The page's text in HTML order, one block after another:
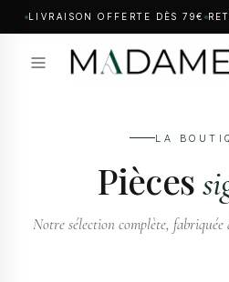
LIVRAISON OFFERTE DÈS 79€
LA
Pièces
Notre sélection complète, fabriquée